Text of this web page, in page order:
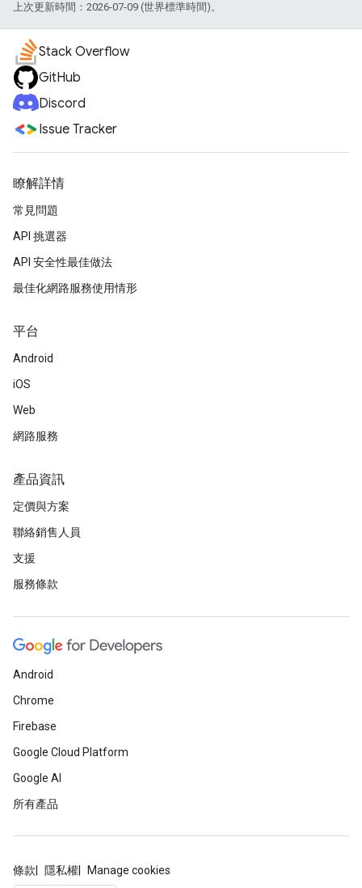
上次更新時間：2026-07-09 (世界標準時間)。
Stack Overflow
GitHub
Discord
Issue Tracker
瞭解詳情
常見問題
API 挑選器
API 安全性最佳做法
最佳化網路服務使用情形
平台
Android
iOS
Web
網路服務
產品資訊
定價與方案
聯絡銷售人員
支援
服務條款
Android
Chrome
Firebase
Google Cloud Platform
Google AI
所有產品
條款 隱私權 Manage cookies